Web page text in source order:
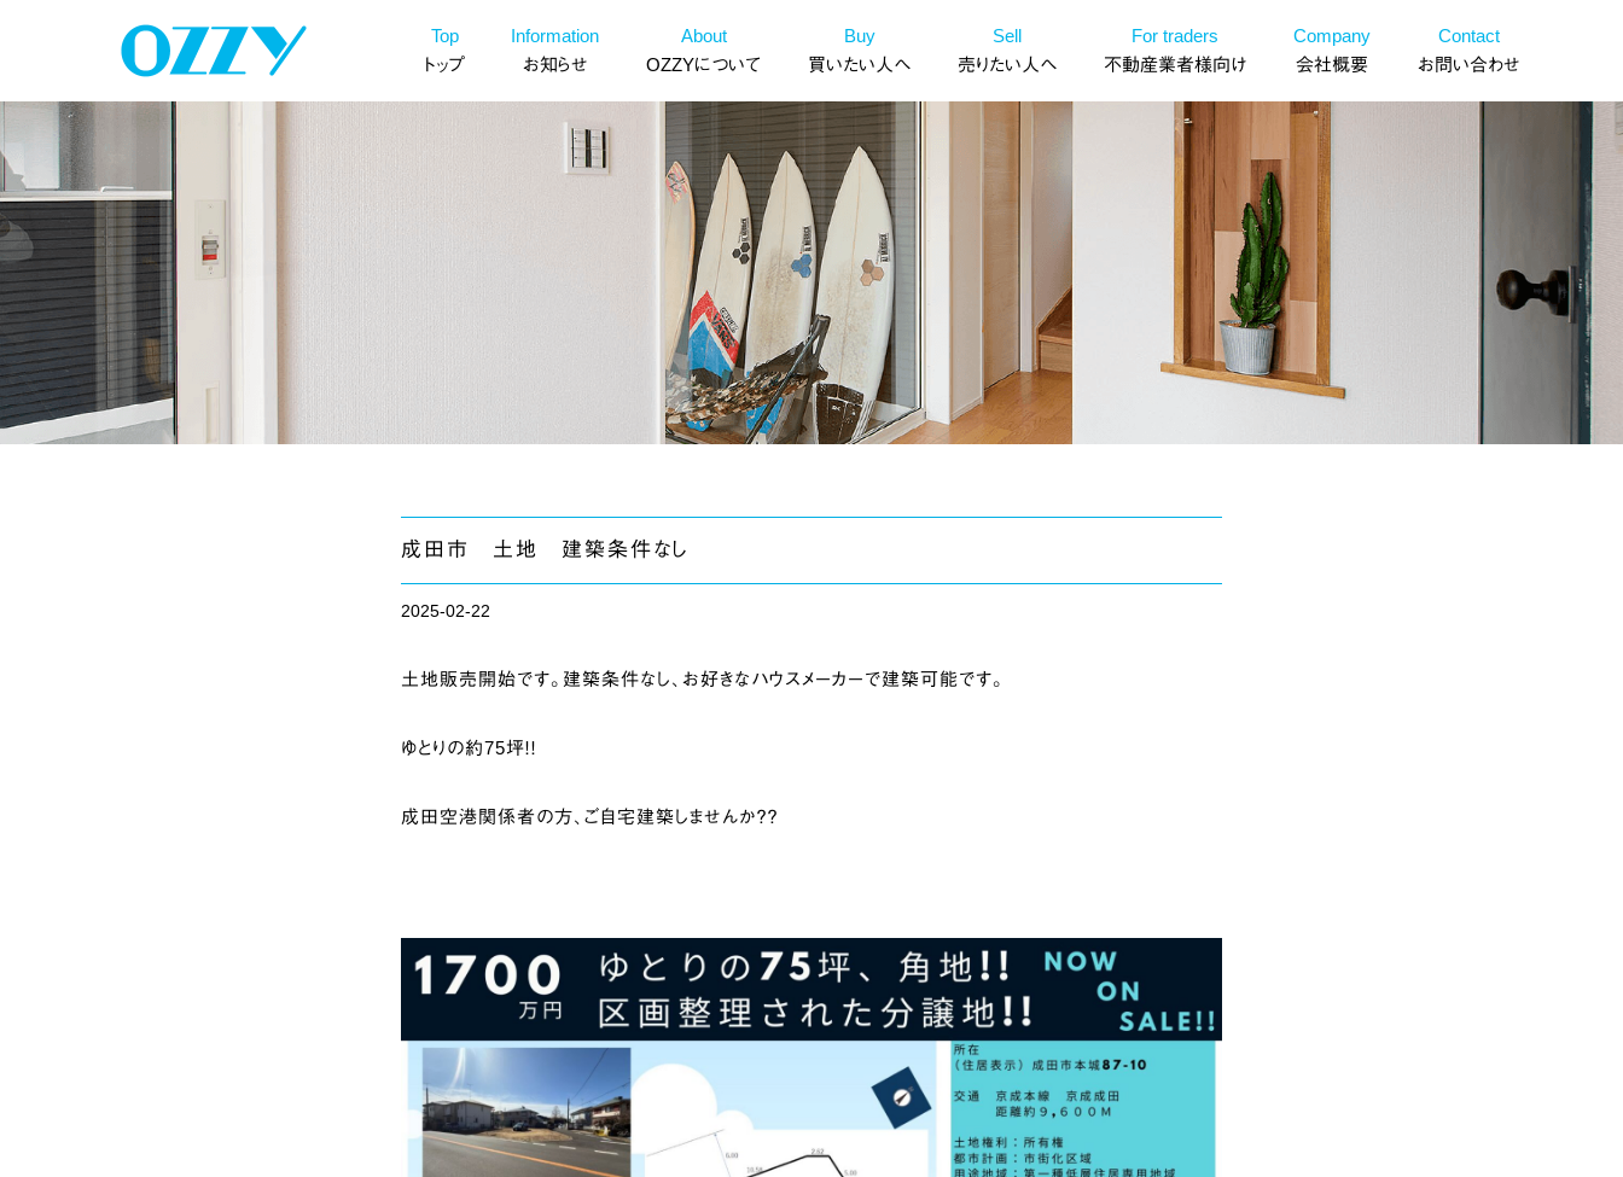
コ
ン
Top
トップ
Information
お知らせ
About
OZZYについて
Buy
買いたい人へ
Sell
売りたい人へ
For traders
不動産業者様向け
Company
会社概要
Contact
お問い合わせ
成田市 土地 建築条件なし
2025-02-22
土地販売開始です。建築条件なし、お好きなハウスメーカーで建築可能です。
ゆとりの約75坪！！
成田空港関係者の方、ご自宅建築しませんか？？
ス
ッ
プ